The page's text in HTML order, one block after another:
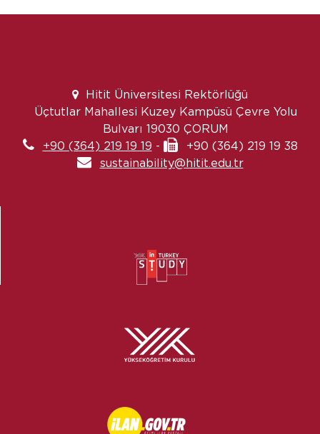
Hitit Üniversitesi Rektörlüğü
Üçtutlar Mahallesi Kuzey Kampüsü Çevre Yolu
Bulvarı 19030 ÇORUM
+90 (364) 219 19 19 -
+90 (364) 219 19 38
sustainability@hitit.edu.tr